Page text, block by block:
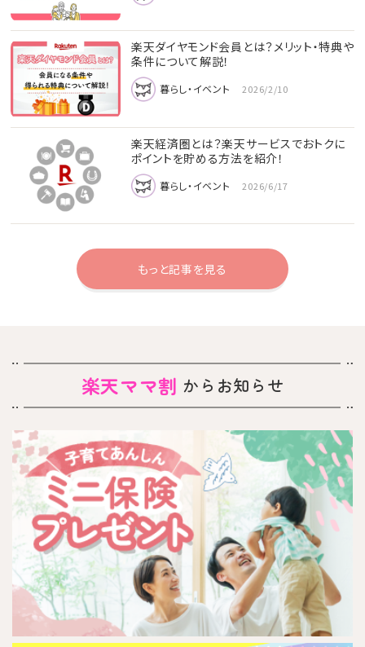
楽天ダイヤモンド会員とは？メリット・特典や
条件について解説！
暮らし・イベント 2026/2/10
楽天経済圏とは？楽天サービスでおトクに
ポイントを貯める方法を紹介！
暮らし・イベント 2026/6/17
もっと記事を見る
楽天ママ割 からお知らせ